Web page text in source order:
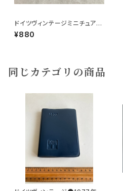
ドイツヴィンテージミニチュア木
の牛B10
¥880
同じカテゴリの商品